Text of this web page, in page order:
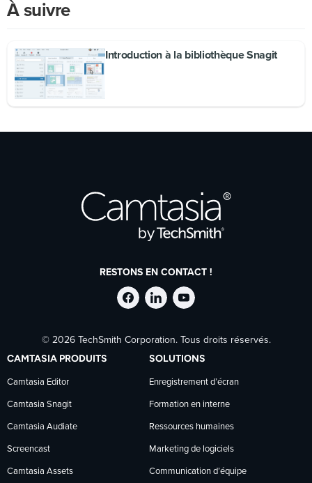
À suivre
Introduction à la bibliothèque Snagit
RESTONS EN CONTACT !
Suivre
TechSmith
sur
Facebook
Suivre
TechSmith
sur
LinkedIn
Suivre
TechSmith
sur
YouTube
© 2026 TechSmith Corporation. Tous droits réservés.
CAMTASIA PRODUITS
Camtasia Editor
Camtasia Snagit
Camtasia Audiate
Screencast
Camtasia Assets
SOLUTIONS
Enregistrement d’écran
Formation en interne
Ressources humaines
Marketing de logiciels
Communication d’équipe